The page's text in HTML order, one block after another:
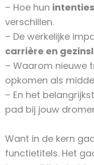
– Hoe hun
verschillen.
– De werkelijke
carrière en
– Waarom nieuwe
opkomen als
– En het
pad bij jouw
Want in de kern
functietitels. Het